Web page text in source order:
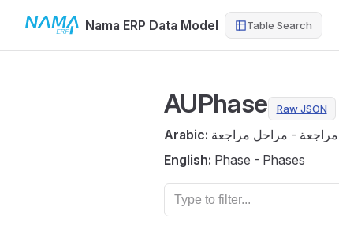
Skip to contentNama ERP Data Model Table Search
AUPhase Raw JSON
Arabic: - مراحل مراجعة
English: Phase - Phases